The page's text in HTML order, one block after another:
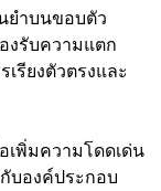
ยำบนขอบตัว
งรับความแตก
เรียงตัวตรงและ
เพิ่มความโดดเด่น
บองค์ประกอบ